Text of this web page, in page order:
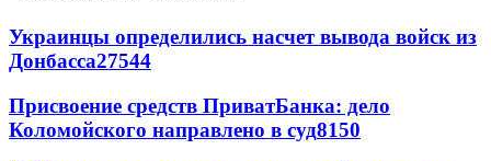
Украинцы определились насчет вывода войск из
Донбасса27544
Присвоение средств ПриватБанка: дело
Коломойского направлено в суд8150